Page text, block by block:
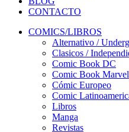
CONTACTO
COMICS/LIBROS
Alternativo /
Clasicos /
Comic Book DC
Comic Book Marvel
Cómic Europeo
Comic
Libros
Manga
Revistas